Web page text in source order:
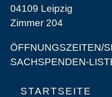
04109 Leipzig
Zimmer 204
ÖFFNUNGSZEITEN/
SACHSPENDEN-
STARTSEITE